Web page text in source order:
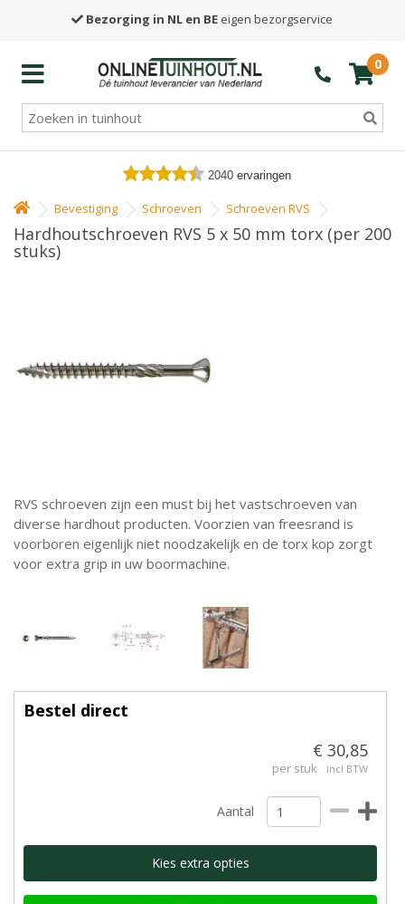
Bezorging in NL en BE eigen bezorgservice
0
2040 ervaringen
Bevestiging Schroeven Schroeven RVS
Hardhoutschroeven RVS 5 x 50 mm torx (per 200
stuks)
RVS schroeven zijn een must bij het vastschroeven van
diverse hardhout producten. Voorzien van freesrand is
voorboren eigenlijk niet noodzakelijk en de torx kop zorgt
voor extra grip in uw boormachine.
Bestel direct
€ 30,85
per stuk incl BTW
Aantal
Kies extra opties